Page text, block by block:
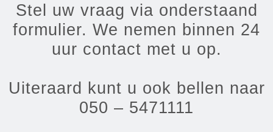
Stel uw vraag via onderstaand
formulier. We nemen binnen 24
uur contact met u op.
Uiteraard kunt u ook bellen naar
050 – 5471111